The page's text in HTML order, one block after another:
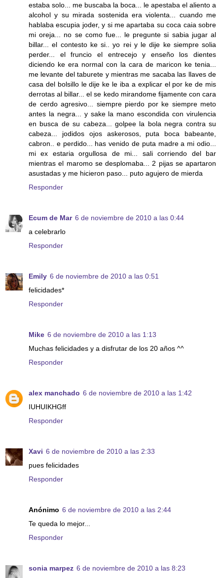
estaba solo... me buscaba la boca... le apestaba el aliento a
alcohol y su mirada sostenida era violenta... cuando me
hablaba escupia joder, y si me apartaba su coca caia sobre
mi oreja... no se como fue... le pregunte si sabia jugar al
billar... el contesto ke si.. yo rei y le dije ke siempre solia
perder... el fruncio el entrecejo y enseño los dientes
diciendo ke era normal con la cara de maricon ke tenia...
me levante del taburete y mientras me sacaba las llaves de
casa del bolsillo le dije ke le iba a explicar el por ke de mis
derrotas al billar... el se kedo mirandome fijamente con cara
de cerdo agresivo... siempre pierdo por ke siempre meto
antes la negra... y sake la mano escondida con virulencia
en busca de su cabeza... golpee la bola negra contra su
cabeza... jodidos ojos askerosos, puta boca babeante,
cabron.. e perdido... has venido de puta madre a mi odio...
mi ex estaria orgullosa de mi... sali corriendo del bar
mientras el maromo se desplomaba... 2 pijas se apartaron
asustadas y me hicieron paso... puto agujero de mierda
Responder
Ecum de Mar 6 de noviembre de 2010 a las 0:44
a celebrarlo
Responder
Emily 6 de noviembre de 2010 a las 0:51
felicidades*
Responder
Mike 6 de noviembre de 2010 a las 1:13
Muchas felicidades y a disfrutar de los 20 años ^^
Responder
alex manchado 6 de noviembre de 2010 a las 1:42
IUHUIKHGff
Responder
Xavi 6 de noviembre de 2010 a las 2:33
pues felicidades
Responder
Anónimo 6 de noviembre de 2010 a las 2:44
Te queda lo mejor...
Responder
sonia marpez 6 de noviembre de 2010 a las 8:23